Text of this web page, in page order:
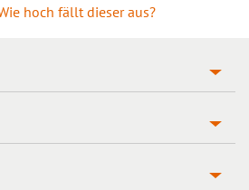
hoch fällt dieser aus?